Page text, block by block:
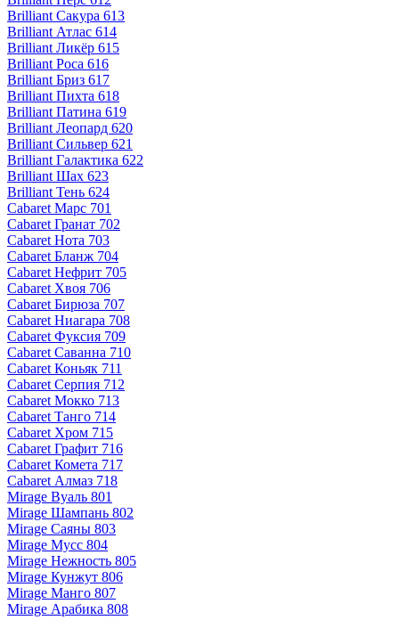
Brilliant Сакура 613
Brilliant Атлас 614
Brilliant Ликёр 615
Brilliant Роса 616
Brilliant Бриз 617
Brilliant Пихта 618
Brilliant Патина 619
Brilliant Леопард 620
Brilliant Сильвер 621
Brilliant Галактика 622
Brilliant Шах 623
Brilliant Тень 624
Cabaret Марс 701
Cabaret Гранат 702
Cabaret Нота 703
Cabaret Бланж 704
Cabaret Нефрит 705
Cabaret Хвоя 706
Cabaret Бирюза 707
Cabaret Ниагара 708
Cabaret Фуксия 709
Cabaret Саванна 710
Cabaret Коньяк 711
Cabaret Серпия 712
Cabaret Мокко 713
Cabaret Танго 714
Cabaret Хром 715
Cabaret Графит 716
Cabaret Комета 717
Cabaret Алмаз 718
Mirage Вуаль 801
Mirage Шампань 802
Mirage Саяны 803
Mirage Мусс 804
Mirage Нежность 805
Mirage Кунжут 806
Mirage Манго 807
Mirage Арабика 808